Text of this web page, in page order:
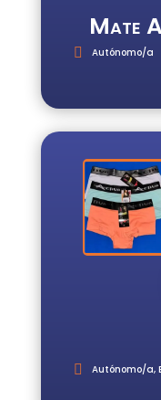
Mate
Autónomo/a
Autónomo/a,